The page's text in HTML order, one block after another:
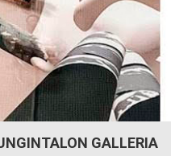
GALLERIA